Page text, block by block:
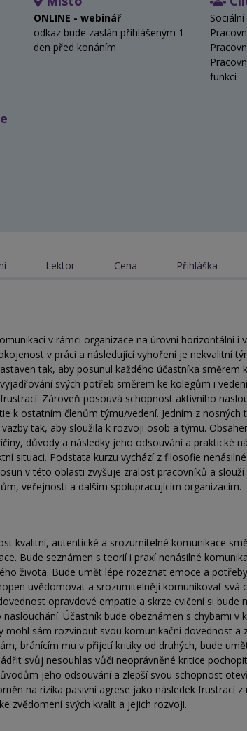
ONLINE - webinář
odkaz bude zaslán přihlášeným 1
den před konáním
funkci
Lektor Cena Přihláška
v rámci organizace na úrovni horizontální i
v práci a následující vyhoření je nekvalitní
tak, aby posunul každého účastníka směrem
svých potřeb směrem ke kolegům i
Zároveň posouvá schopnost aktivního
k ostatním členům týmu/vedení. Jedním z nosných
tak, aby sloužila k rozvoji osob a týmu.
důvody a následky jeho odsouvání a praktické
situaci. Podstata kurzu vychází z filosofie
v této oblasti zvyšuje zralost pracovníků a slouží
veřejnosti a dalším spolupracujícím organizacím.
kvalitní, autentické a srozumitelné komunikace
Bude seznámen s teorií i praxí nenásilné
života. Bude umět lépe rozeznat emoce a
uvědomovat a srozumitelněji komunikovat svá
opravdové empatie a skrze cvičení si bude
Účastník bude obeznámen s chybami v
mohl sám rozvinout svou komunikační dovednost a
bránícím mu v přijetí kritiky od druhých, bude
svůj nesouhlas vůči neoprávněné kritice
jeho odsouvání a zlepší svou schopnost
na rizika pasivní agrese jako následek frustrací z
zvědomení svých kvalit a jejich rozvoji.